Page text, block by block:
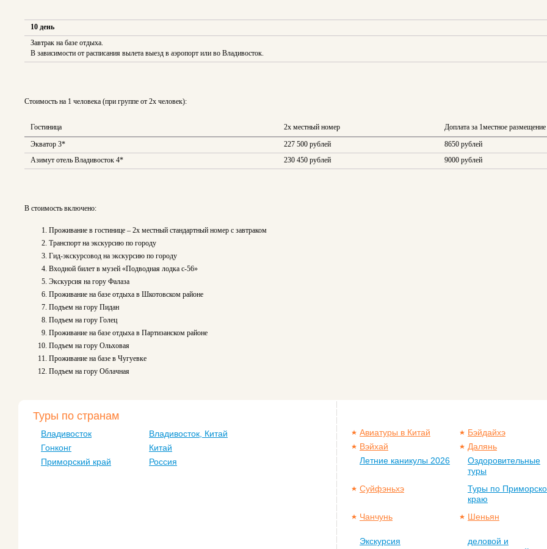
10 день
Завтрак на базе отдыха.
В зависимости от расписания вылета выезд в аэропорт или во Владивосток.
Стоимость на 1 человека (при группе от 2х человек):
Гостиница 2х местный номер
Доплата за 1местное размещение
Экватор 3*
227 500 рублей
8650 рублей
Азимут отель Владивосток 4*
230 450 рублей 9000 рублей
В стоимость включено:
Проживание в гостинице – 2х местный стандартный номер с завтраком
Транспорт на экскурсию по городу
Гид-экскурсовод на экскурсию по городу
Входной билет в музей «Подводная лодка с-56»
Экскурсия на гору Фалаза
Проживание на базе отдыха в Шкотовском районе
Подъем на гору Пидан
Подъем на гору Голец
Проживание на базе отдыха в Партизанском районе
Подъем на гору Ольховая
Проживание на базе в Чугуевке
Подъем на гору Облачная
Туры по странам
Владивосток
Владивосток, Китай
Гонконг
Китай
Приморский край
Россия
Авиатуры в Китай Бэйдайхэ
Вэйхай
Далянь
Летние каникулы 2026
Оздоровительные
туры
Суйфэньхэ
Туры по
краю
Чанчунь
Шеньян
Экскурсия
деловой и